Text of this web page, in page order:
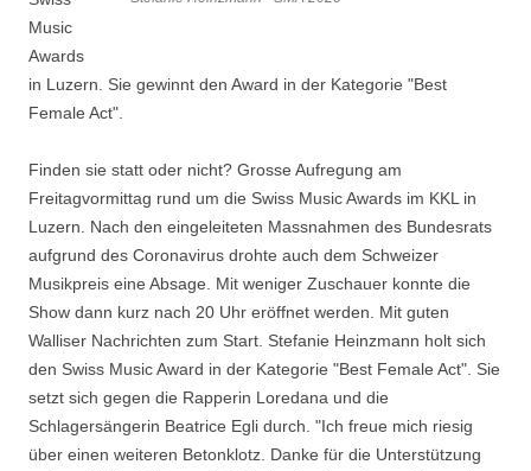
Music
Awards
in Luzern. Sie gewinnt den Award in der Kategorie "Best
Female Act".
Finden sie statt oder nicht? Grosse Aufregung am
Freitagvormittag rund um die Swiss Music Awards im KKL in
Luzern. Nach den eingeleiteten Massnahmen des Bundesrats
aufgrund des Coronavirus drohte auch dem Schweizer
Musikpreis eine Absage. Mit weniger Zuschauer konnte die
Show dann kurz nach 20 Uhr eröffnet werden. Mit guten
Walliser Nachrichten zum Start. Stefanie Heinzmann holt sich
den Swiss Music Award in der Kategorie "Best Female Act". Sie
setzt sich gegen die Rapperin Loredana und die
Schlagersängerin Beatrice Egli durch. "Ich freue mich riesig
über einen weiteren Betonklotz. Danke für die Unterstützung